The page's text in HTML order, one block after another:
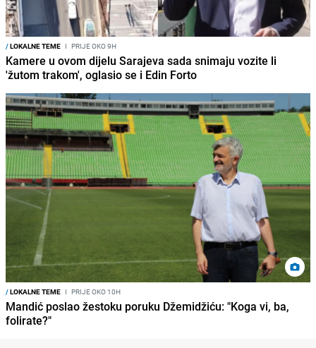
/LOKALNE TEME I PRIJE OKO 9H
Kamere u ovom dijelu Sarajeva sada snimaju vozite li
'žutom trakom', oglasio se i Edin Forto
/LOKALNE TEME I PRIJE OKO 10H
Mandić poslao žestoku poruku Džemidžiću: "Koga vi, ba,
folirate?"